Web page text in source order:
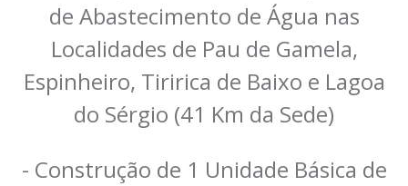
de Abastecimento de Água nas
Localidades de Pau de Gamela,
Espinheiro, Tiririca de Baixo e Lagoa
do Sérgio (41 Km da Sede)
- Construção de 1 Unidade Básica de